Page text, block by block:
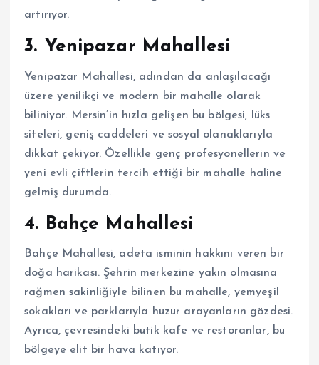
artırıyor.
3. Yenipazar Mahallesi
Yenipazar Mahallesi, adından da anlaşılacağı
üzere yenilikçi ve modern bir mahalle olarak
biliniyor. Mersin’in hızla gelişen bu bölgesi, lüks
siteleri, geniş caddeleri ve sosyal olanaklarıyla
dikkat çekiyor. Özellikle genç profesyonellerin ve
yeni evli çiftlerin tercih ettiği bir mahalle haline
gelmiş durumda.
4. Bahçe Mahallesi
Bahçe Mahallesi, adeta isminin hakkını veren bir
doğa harikası. Şehrin merkezine yakın olmasına
rağmen sakinliğiyle bilinen bu mahalle, yemyeşil
sokakları ve parklarıyla huzur arayanların gözdesi.
Ayrıca, çevresindeki butik kafe ve restoranlar, bu
bölgeye elit bir hava katıyor.